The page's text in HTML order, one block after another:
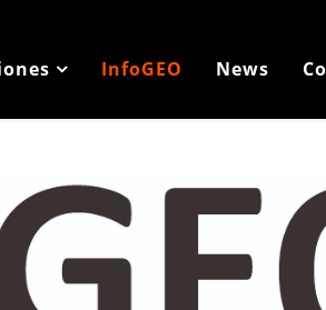
InfoGEO News